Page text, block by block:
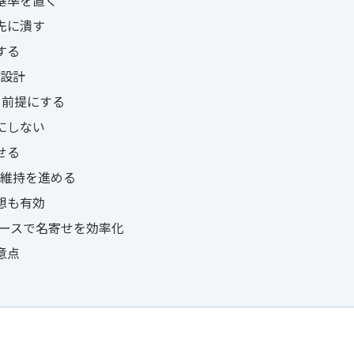
に潰す
る
計
提にする
しない
る
持を進める
も有効
スで名寄せを効率化
点